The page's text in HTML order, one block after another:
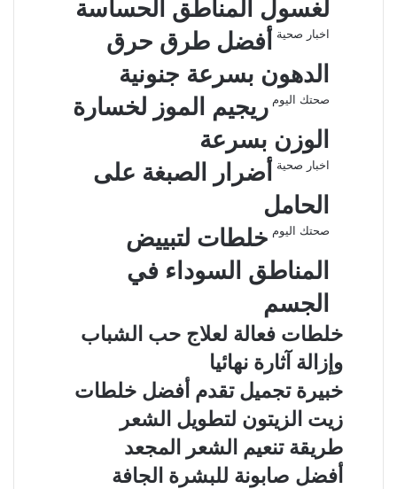
لغسول المناطق الحساسة
اخبار صحية أفضل طرق حرق
الدهون بسرعة جنونية
صحتك اليوم ريجيم الموز لخسارة
الوزن بسرعة
اخبار صحية أضرار الصبغة على
الحامل
صحتك اليوم خلطات لتبييض
المناطق السوداء في
الجسم
خلطات فعالة لعلاج حب الشباب
وإزالة آثارة نهائيا
خبيرة تجميل تقدم أفضل خلطات
زيت الزيتون لتطويل الشعر
طريقة تنعيم الشعر المجعد
أفضل صابونة للبشرة الجافة